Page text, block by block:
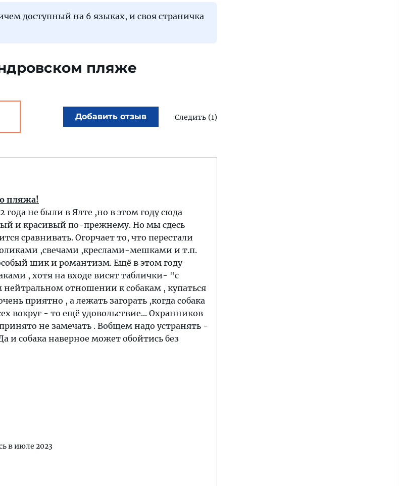
доступный на 6 языках, и своя страничка
пляже
Добавить отзыв Следить (1)
пляжа!
не были в Ялте ,но в этом году сюда
и красивый по-прежнему. Но мы сдесь
сравнивать. Огорчает то, что перестали
,свечами ,креслами-мешками и т.п.
шик и романтизм. Ещё в этом году
, хотя на входе висят таблички- "с
отношении к собакам , купаться
приятно , а лежать загорать ,когда собака
вокруг - то ещё удовольствие... Охранников
не замечать . Вобщем надо устранять -
собака наверное может обойтись без
в июле 2023